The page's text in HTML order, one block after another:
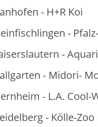
- H+R Koi
-
-
- Midori-
- L.A. Cool-
- Kölle-